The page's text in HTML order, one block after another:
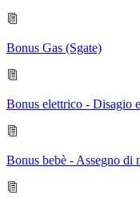
Bonus Gas (Sgate)
Bonus elettrico - Disagio
Bonus bebè - Assegno di